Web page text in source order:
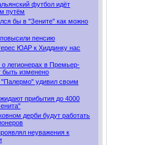
футбол идёт
путём
бы в "Зените" как можно
пенсию
ЮАР к Хиддинку нас
легионерах в Премьер-
быть изменено
удивил своим
прибытия до 4000
дерби будут работать
неуважения к